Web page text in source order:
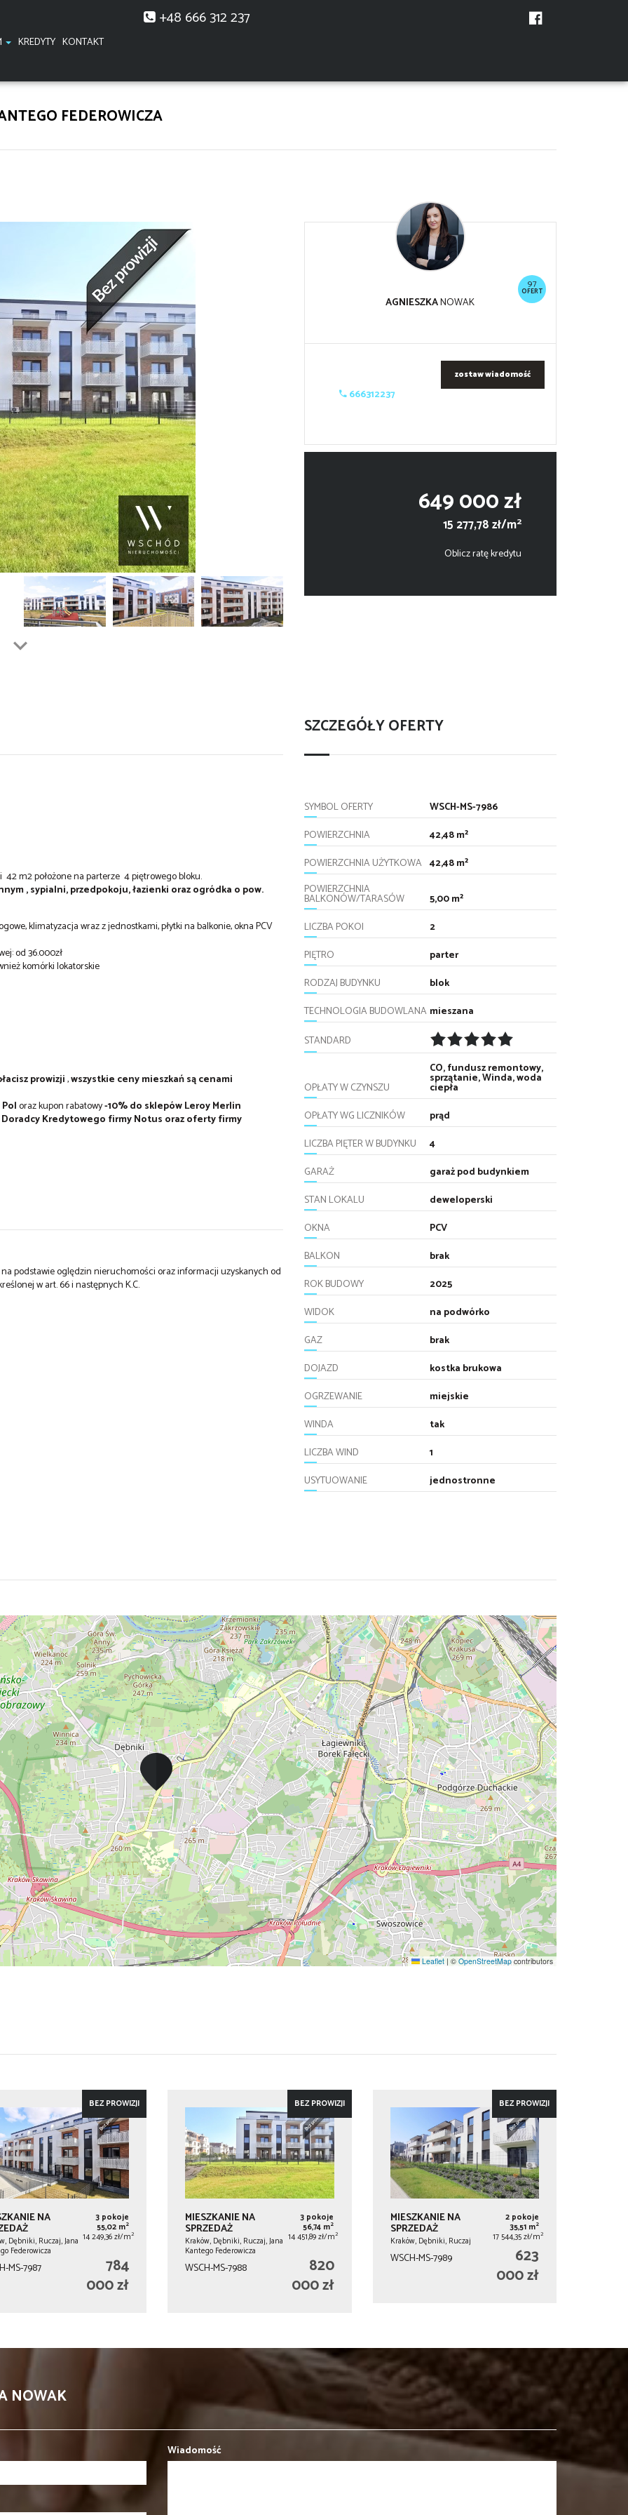
KREDYTY KONTAKT
+48 666 312 237
FEDEROWICZA
97
OFERT
AGNIESZKANOWAK
666312237
zostaw wiadomość
649 000 zł
15 277,78 zł/m2
Oblicz ratę kredytu
m2 położone na parterze 4 piętrowego bloku.
, sypialni, przedpokoju, łazienki orazogródka o pow.
klimatyzacja wraz z jednostkami, płytki na balkonie, okna PCV
od 36.000zł
komórki lokatorskie
prowizji,wszystkie ceny mieszkań są cenami
oraz kupon rabatowy-10% do sklepów Leroy Merlin
Kredytowego firmy Notus oraz oferty firmy
podstawie oględzin nieruchomości oraz informacji uzyskanych od
w art. 66 i następnych K.C.
SZCZEGÓŁY OFERTY
SYMBOL OFERTY
WSCH-MS-7986
POWIERZCHNIA
42,48 m²
POWIERZCHNIA UŻYTKOWA 42,48 m²
POWIERZCHNIA
BALKONÓW/TARASÓW
5,00 m²
LICZBA POKOI
2
PIĘTRO
parter
RODZAJ BUDYNKU
blok
TECHNOLOGIA BUDOWLANA mieszana
STANDARD
OPŁATY W CZYNSZU
CO, fundusz remontowy,
sprzątanie, Winda, woda
ciepła
OPŁATY WG LICZNIKÓW
prąd
LICZBA PIĘTER W BUDYNKU
4
GARAŻ
garaż pod budynkiem
STAN LOKALU
deweloperski
OKNA
PCV
BALKON
brak
ROK BUDOWY
2025
WIDOK
na podwórko
GAZ
brak
DOJAZD
kostka brukowa
OGRZEWANIE
miejskie
WINDA
tak
LICZBA WIND
1
USYTUOWANIE
jednostronne
Leaflet | © OpenStreetMapcontributors
BEZ PROWIZJI
NA
Dębniki, Ruczaj, Jana
Federowicza
3 pokoje
55,02 m2
14 249,36 zł/m2
MS-7987
784
000 zł
BEZ PROWIZJI
MIESZKANIE NA
SPRZEDAŻ
Kraków, Dębniki, Ruczaj, Jana
Kantego Federowicza
3 pokoje
56,74 m2
14 451,89 zł/m2
WSCH-MS-7988
820
000 zł
BEZ PROWIZJI
MIESZKANIE NA
SPRZEDAŻ
Kraków, Dębniki, Ruczaj
2 pokoje
35,51 m2
17 544,35 zł/m2
WSCH-MS-7989
623
000 zł
NOWAK
Wiadomość